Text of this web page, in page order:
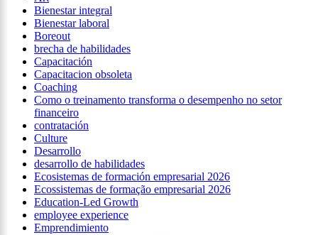
Bienestar integral
Bienestar laboral
Boreout
brecha de habilidades
Capacitación
Capacitacion obsoleta
Coaching
Como o treinamento transforma o desempenho no setor
financeiro
contratación
Culture
Desarrollo
desarrollo de habilidades
Ecosistemas de formación empresarial 2026
Ecossistemas de formação empresarial 2026
Education-Led Growth
employee experience
Emprendimiento